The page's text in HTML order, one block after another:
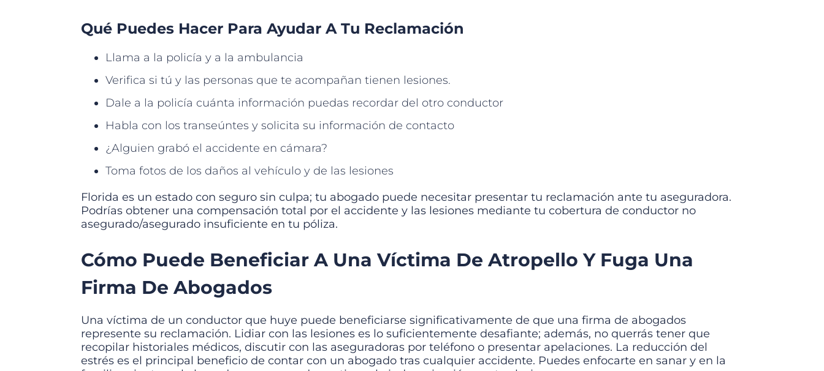
Qué Puedes Hacer Para Ayudar A Tu Reclamación
Llama a la policía y a la ambulancia
Verifica si tú y las personas que te acompañan tienen lesiones.
Dale a la policía cuánta información puedas recordar del otro conductor
Habla con los transeúntes y solicita su información de contacto
¿Alguien grabó el accidente en cámara?
Toma fotos de los daños al vehículo y de las lesiones
Florida es un estado con seguro sin culpa; tu abogado puede necesitar presentar tu reclamación ante tu aseguradora.
Podrías obtener una compensación total por el accidente y las lesiones mediante tu cobertura de conductor no
asegurado/asegurado insuficiente en tu póliza.
Cómo Puede Beneficiar A Una Víctima De Atropello Y Fuga Una
Firma De Abogados
Una víctima de un conductor que huye puede beneficiarse significativamente de que una firma de abogados
represente su reclamación. Lidiar con las lesiones es lo suficientemente desafiante; además, no querrás tener que
recopilar historiales médicos, discutir con las aseguradoras por teléfono o presentar apelaciones. La reducción del
estrés es el principal beneficio de contar con un abogado tras cualquier accidente. Puedes enfocarte en sanar y en la